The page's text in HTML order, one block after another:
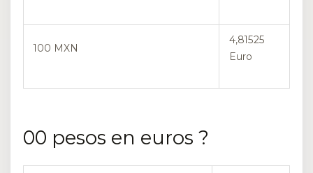
100 MXN
4,81525
Euro
00 pesos en euros ?